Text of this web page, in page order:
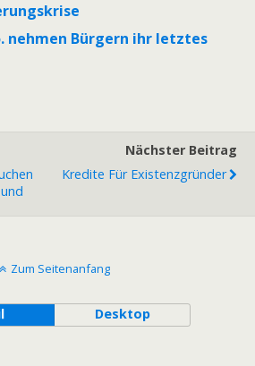
nehmen Bürgern ihr letztes
Nächster Beitrag
Kredite Für Existenzgründer
Zum Seitenanfang
Desktop